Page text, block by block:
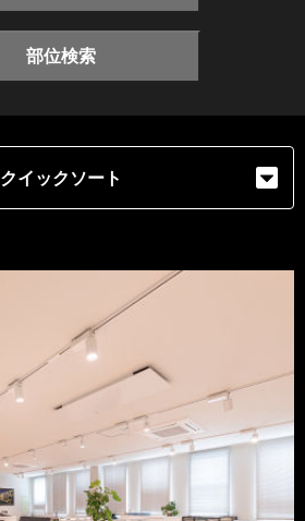
部位検索
クイックソート